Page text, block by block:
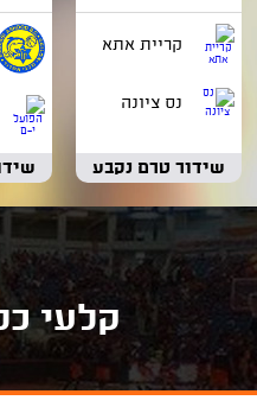
קריית אתא
נס ציונה
שידור טרם נקבע
קלעי